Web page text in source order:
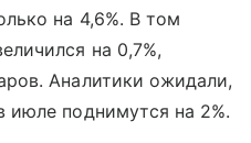
на 4,6%. В том
на 0,7%,
Аналитики ожидали,
июле поднимутся на 2%.